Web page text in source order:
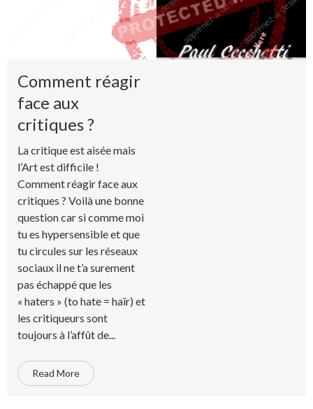
Comment réagir
face aux
critiques ?
La critique est aisée mais
l’Art est difficile !
Comment réagir face aux
critiques ? Voilà une bonne
question car si comme moi
tu es hypersensible et que
tu circules sur les réseaux
sociaux il ne t’a surement
pas échappé que les
« haters » (to hate = haïr) et
les critiqueurs sont
toujours à l’affût de...
Read More